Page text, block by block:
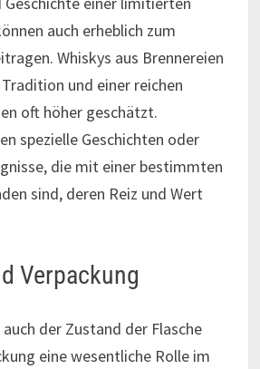
auch erheblich zum
Whiskys aus Brennereien
und einer reichen
oft höher geschätzt.
spezielle Geschichten oder
die mit einer bestimmten
sind, deren Reiz und Wert
Verpackung
der Zustand der Flasche
eine wesentliche Rolle im